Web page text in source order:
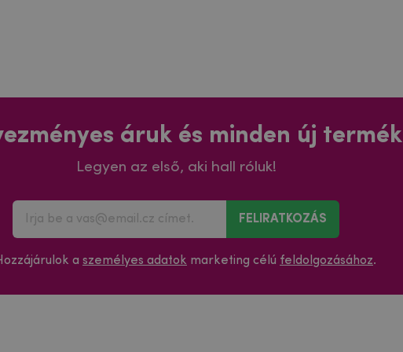
áruk és minden új termék
Legyen az első, aki hall róluk!
FELIRATKOZÁS
a személyes adatok marketing célú feldolgozásához.